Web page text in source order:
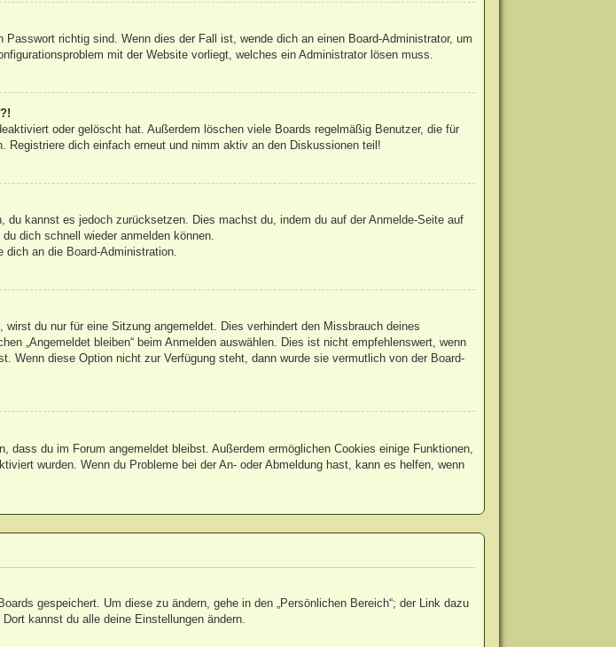
richtig sind. Wenn dies der Fall ist, wende dich an einen Board-Administrator, um
mit der Website vorliegt, welches ein Administrator lösen muss.
oder gelöscht hat. Außerdem löschen viele Boards regelmäßig Benutzer, die für
Registriere dich einfach erneut und nimm aktiv an den Diskussionen teil!
kannst es jedoch zurücksetzen. Dies machst du, indem du auf der Anmelde-Seite auf
dich schnell wieder anmelden können.
an die Board-Administration.
du nur für eine Sitzung angemeldet. Dies verhindert den Missbrauch deines
„Angemeldet bleiben“ beim Anmelden auswählen. Dies ist nicht empfehlenswert, wenn
Wenn diese Option nicht zur Verfügung steht, dann wurde sie vermutlich von der Board-
dass du im Forum angemeldet bleibst. Außerdem ermöglichen Cookies einige Funktionen,
wurden. Wenn du Probleme bei der An- oder Abmeldung hast, kann es helfen, wenn
gespeichert. Um diese zu ändern, gehe in den „Persönlichen Bereich“; der Link dazu
kannst du alle deine Einstellungen ändern.